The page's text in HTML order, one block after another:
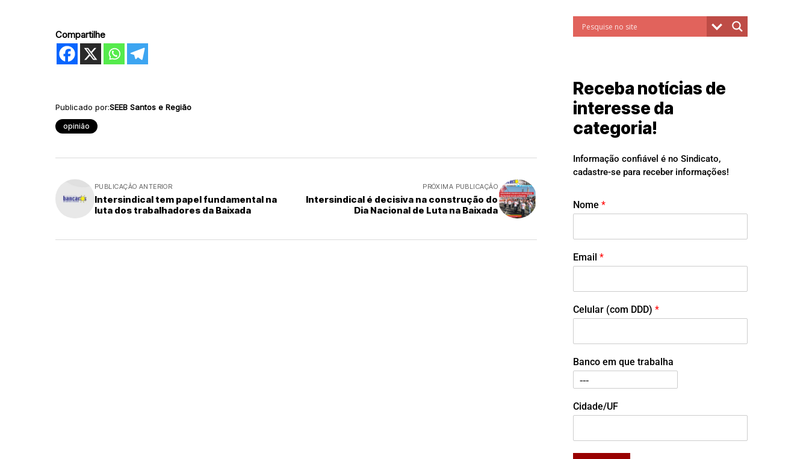
Compartilhe
Publicado por:SEEB Santos e Região
opinião
PUBLICAÇÃO ANTERIOR
Intersindical tem papel fundamental na
luta dos trabalhadores da Baixada
PRÓXIMA PUBLICAÇÃO
Intersindical é decisiva na construção do
Dia Nacional de Luta na Baixada
Receba notícias de
interesse da
categoria!
Informação confiável é no Sindicato,
cadastre-se para receber informações!
Nome *
Email *
Celular (com DDD) *
Banco em que trabalha
Cidade/UF